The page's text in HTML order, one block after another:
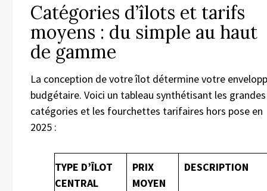
Catégories d’îlots et tarifs
moyens : du simple au haut
de gamme
La conception de votre îlot détermine votre
budgétaire. Voici un tableau synthétisant les grandes
catégories et les fourchettes tarifaires hors pose en
2025 :
TYPE D’ÎLOT
CENTRAL
PRIX
MOYEN
DESCRIPTION